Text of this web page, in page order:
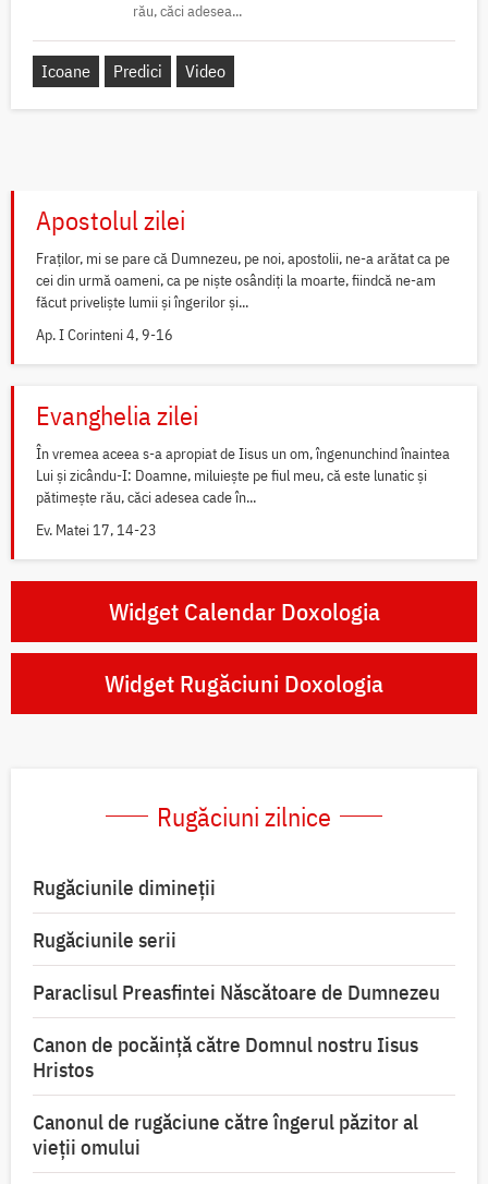
rău, căci adesea...
Icoane Predici Video
Apostolul zilei
Fraților, mi se pare că Dumnezeu, pe noi, apostolii, ne-a arătat ca pe
cei din urmă oameni, ca pe niște osândiți la moarte, fiindcă ne-am
făcut priveliște lumii și îngerilor și...
Ap. I Corinteni 4, 9-16
Evanghelia zilei
În vremea aceea s-a apropiat de Iisus un om, îngenunchind înaintea
Lui și zicându-I: Doamne, miluiește pe fiul meu, că este lunatic și
pătimește rău, căci adesea cade în...
Ev. Matei 17, 14-23
Widget Calendar Doxologia
Widget Rugăciuni Doxologia
Rugăciuni zilnice
Rugăciunile dimineții
Rugăciunile serii
Paraclisul Preasfintei Născătoare de Dumnezeu
Canon de pocăință către Domnul nostru Iisus
Hristos
Canonul de rugăciune către îngerul păzitor al
vieții omului